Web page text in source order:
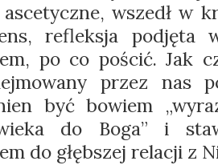
wszedł w
refleksja podjęta
po co pościć. Jak
przez nas
być bowiem
do Boga” i
do głębszej relacji z